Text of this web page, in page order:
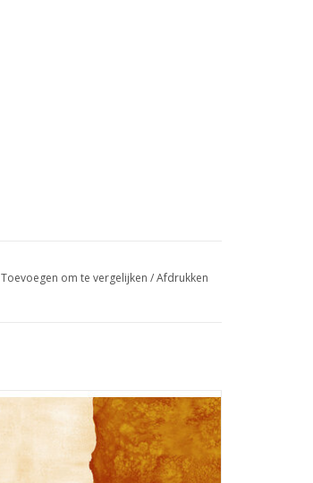
Toevoegen om te vergelijken /Afdrukken
oranje blender
TOEVOEGEN AAN WINKELWAGEN